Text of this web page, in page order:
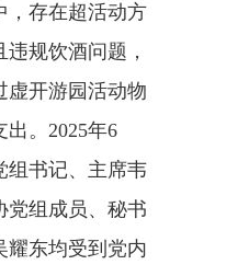
，存在超活动方
规饮酒问题，
虚开游园活动物
。2025年6
组书记、主席韦
党组成员、秘书
耀东均受到党内